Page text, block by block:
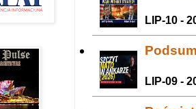
LIP-10 -
LIP-09 -